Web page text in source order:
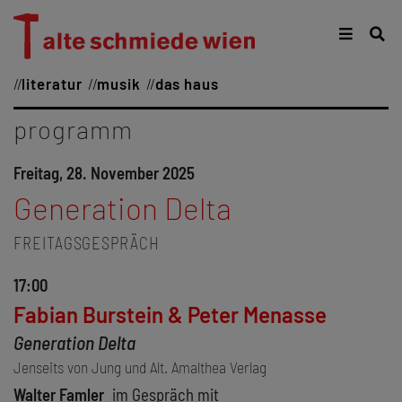
literatur musik das haus
programm
Freitag, 28. November 2025
Generation Delta
FREITAGSGESPRÄCH
17:00
Fabian Burstein & Peter Menasse
Generation Delta
Jenseits von Jung und Alt. Amalthea Verlag
Walter Famler im Gespräch mit